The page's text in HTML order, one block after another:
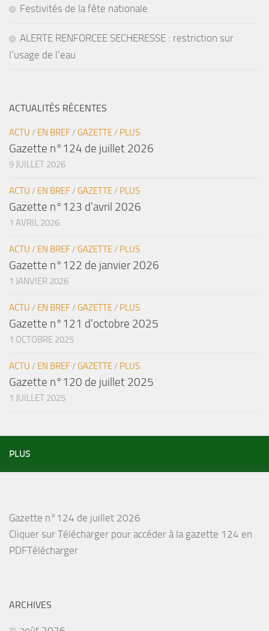
Festivités de la fête nationale
ALERTE RENFORCEE SECHERESSE : restriction sur
l’usage de l’eau
ACTUALITÉS RÉCENTES
ACTU / EN BREF/GAZETTE/ PLUS
Gazette n°124 de juillet 2026
9 JUILLET 2026
ACTU / EN BREF/GAZETTE/ PLUS
Gazette n°123 d’avril 2026
1 AVRIL 2026
ACTU / EN BREF/GAZETTE/ PLUS
Gazette n°122 de janvier 2026
1 JANVIER 2026
ACTU / EN BREF/GAZETTE/ PLUS
Gazette n°121 d’octobre 2025
1 OCTOBRE 2025
ACTU / EN BREF/GAZETTE/ PLUS
Gazette n°120 de juillet 2025
1 JUILLET 2025
PLUS
Gazette n°124 de juillet 2026
Cliquer sur Télécharger pour accéder à la gazette 124 en
PDFTélécharger
ARCHIVES